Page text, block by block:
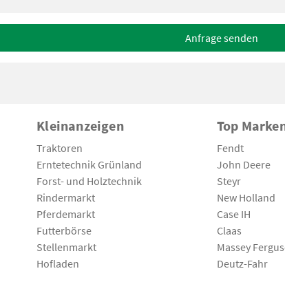
Anfrage senden
Kleinanzeigen
Traktoren
Erntetechnik Grünland
Forst- und Holztechnik
Rindermarkt
Pferdemarkt
Futterbörse
Stellenmarkt
Hofladen
Top
Fendt
John Deere
Steyr
New Holland
Case IH
Claas
Massey
Deutz-Fahr